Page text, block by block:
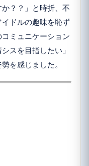
？？」と時折、不
ドルの趣味を恥ず
ミュニケーション
スを目指したい」
を感じました。